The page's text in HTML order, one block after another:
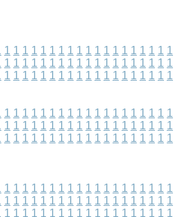
1 1 1 1 1 1 1 1 1 1 1 1 1 1 1 1 1 1 1
1 1 1 1 1 1 1 1 1 1 1 1 1 1 1 1 1 1 1
1 1 1 1 1 1 1 1 1 1 1 1 1 1 1 1 1 1 1
1 1 1 1 1 1 1 1 1 1 1 1 1 1 1 1 1 1 1
1 1 1 1 1 1 1 1 1 1 1 1 1 1 1 1 1 1 1
1 1 1 1 1 1 1 1 1 1 1 1 1 1 1 1 1 1 1
1 1 1 1 1 1 1 1 1 1 1 1 1 1 1 1 1 1 1
1 1 1 1 1 1 1 1 1 1 1 1 1 1 1 1 1 1 1
1 1 1 1 1 1 1 1 1 1 1 1 1 1 1 1 1 1 1